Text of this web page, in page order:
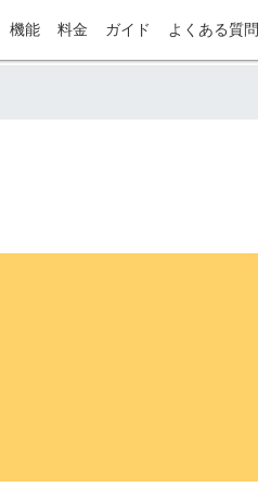
機能 料金 ガイド よくある質問